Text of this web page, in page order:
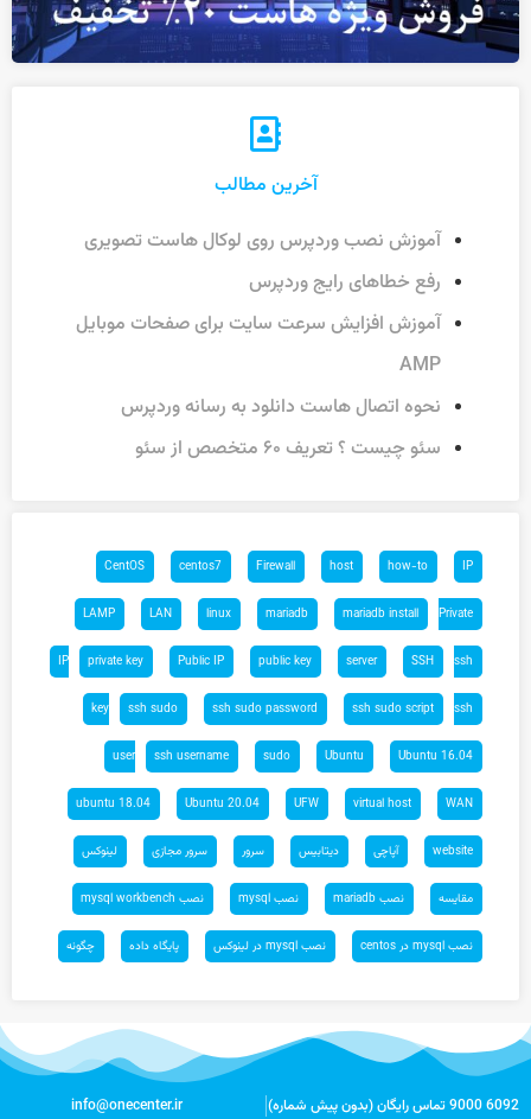
آخرین مطالب
آموزش نصب وردپرس روی لوکال هاست تصویری
رفع خطاهای رایج وردپرس
آموزش افزایش سرعت سایت برای صفحات موبایل
AMP
نحوه اتصال هاست دانلود به رسانه وردپرس
سئو چیست ؟ تعریف ۶۰ متخصص از سئو
CentOS centos7 Firewall host how-to IP
LAMP LAN linux mariadb mariadb install Private
IP private key Public IP public key server SSH ssh
key ssh sudo ssh sudo password ssh sudo script ssh
user ssh username sudo Ubuntu Ubuntu 16.04
ubuntu 18.04 Ubuntu 20.04 UFW virtual host WAN
website آپاچی دیتابیس سرور سرور مجازی لینوکس
مقایسه نصب mariadb نصب mysql نصب mysql workbench
نصب mysql در centos نصب mysql در لینوکس پایگاه داده چگونه
6092 9000 تماس رایگان (بدون پیش شماره) info@onecenter.ir